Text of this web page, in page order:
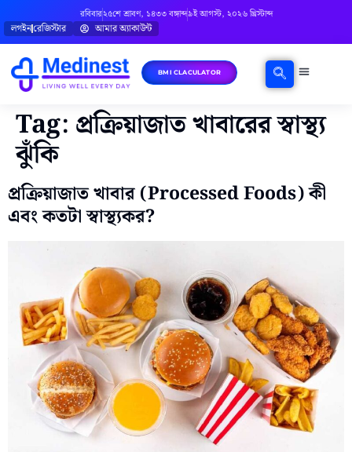
রবিবার২৫শে শ্রাবণ, ১৪৩৩ বঙ্গাব্দ৯ই আগস্ট, ২০২৬ খ্রিস্টাব্দ
লগইনরেজিস্টার আমার অ্যাকাউন্ট
BMI CLACULATOR
Tag: প্রক্রিয়াজাত খাবারের স্বাস্থ্য
ঝুঁকি
প্রক্রিয়াজাত খাবার (Processed Foods) কী
এবং কতটা স্বাস্থ্যকর?